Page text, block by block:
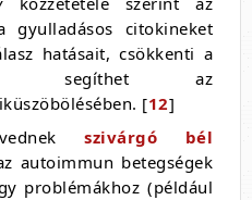
gyulladásos citokineket
hatásait, csökkenti a
és segíthet az
[12]
szivárgó bél
autoimmun betegségek
problémákhoz (például